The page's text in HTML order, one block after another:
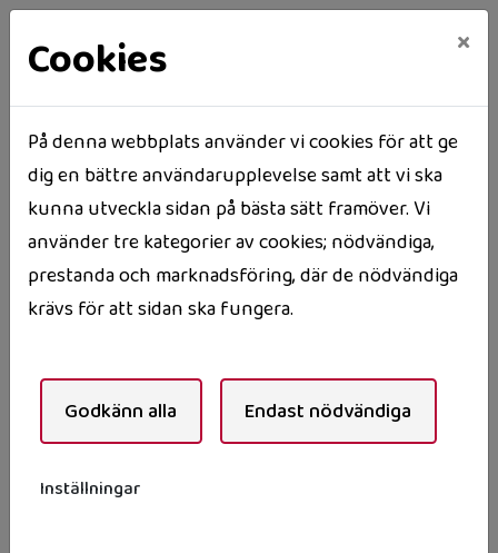
Hem Våra områden
Torsås
Svalgatan / Svangatan
Svalgatan / Svangatan
”Malmen”
Sjönära läge intill Vallermansgöl. 59 lägenheter i
egen skötsel, samt traditionella
Cookies ×
På denna webbplats använder vi cookies för att ge
dig en bättre användarupplevelse samt att vi ska
kunna utveckla sidan på bästa sätt framöver. Vi
använder tre kategorier av cookies; nödvändiga,
prestanda och marknadsföring, där de nödvändiga
krävs för att sidan ska fungera.
Godkänn alla Endast nödvändiga
Inställningar